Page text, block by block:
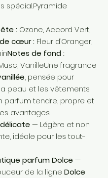
spécial.Pyramide
: Ozone, Accord Vert,
cœur : Fleur d’Oranger,
Notes de fond :
VanilleUne fragrance
, pensée pour
peau et les vêtements
parfum tendre, propre et
avantages
— Légère et non
idéale pour les tout-
parfum Dolce —
de la ligne Dolce